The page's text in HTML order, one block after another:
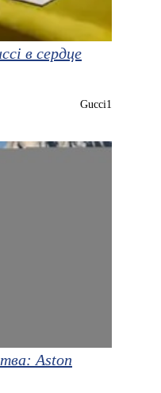
в сердце
Gucci1
Aston